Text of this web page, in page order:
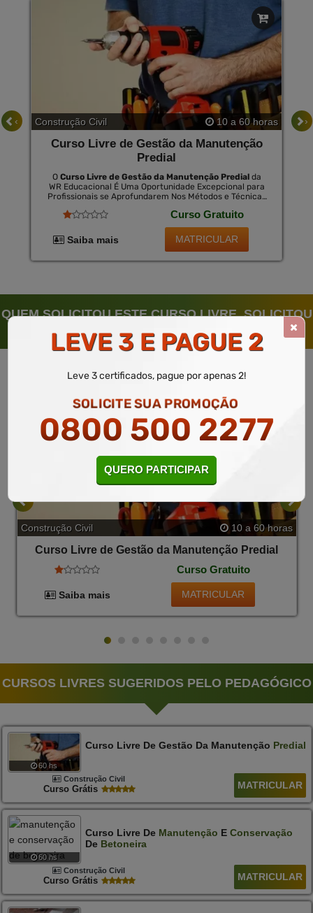
Construção Civil 10 a 60 horas
Curso Livre de Gestão da Manutenção
Predial
O Curso Livre de Gestão da Manutenção Predialda
WR Educacional É Uma Oportunidade Excepcional para
Profissionais se Aprofundarem Nos Métodos e Técnicas
Edifícios. o Curso Fornece Conhecimentos Que
Abrangem Aspectos Legais, Técnicos e Administrativos,
Essencial para o Sucesso na Área de Construção Civil.
Importante Destacar Que ao Término do Curso É
Todo o Brasil, Mediante o Pagamento de Uma Pequena
Curso Gratuito
Saiba mais MATRICULAR
‹ ›
QUEM SOLICITOU ESTE CURSO LIVRE, SOLICITOU
Construção Civil 10 a 60 horas
Curso Livre de Gestão da Manutenção Predial
Curso Gratuito
Saiba mais MATRICULAR
CURSOS LIVRES SUGERIDOS PELO PEDAGÓGICO
60 hs
Curso Livre De Gestão Da Manutenção Predial
Construção Civil
Curso Grátis MATRICULAR
60 hs
Curso Livre De Manutenção E Conservação
De Betoneira
Construção Civil
Curso Grátis MATRICULAR
LEVE 3 E PAGUE 2
Leve 3 certificados, pague por apenas 2!
SOLICITE SUA PROMOÇÃO
0800 500 2277
QUERO PARTICIPAR